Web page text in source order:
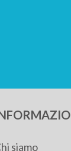
siamo